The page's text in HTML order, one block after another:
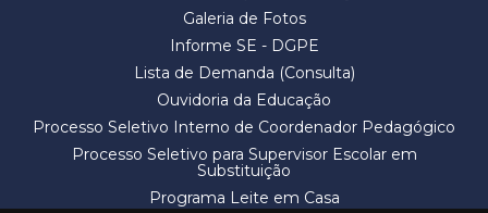
Galeria de Fotos
Informe SE - DGPE
Lista de Demanda (Consulta)
Ouvidoria da Educação
Processo Seletivo Interno de Coordenador Pedagógico
Processo Seletivo para Supervisor Escolar em
Substituição
Programa Leite em Casa